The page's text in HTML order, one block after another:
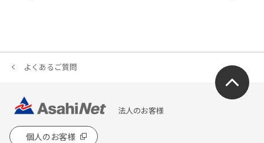
よくあるご質問
法人のお客様
個人のお客様